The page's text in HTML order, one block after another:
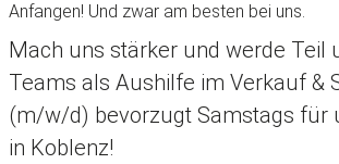
Anfangen! Und zwar am besten bei uns.
Mach uns stärker und werde Teil
Teams als Aushilfe im Verkauf &
(m/w/d) bevorzugt Samstags für
in Koblenz!